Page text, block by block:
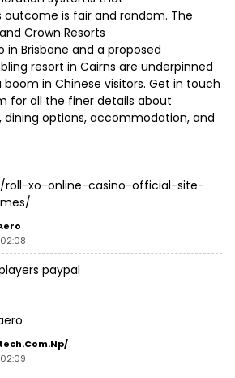
outcome is fair and random. The
Crown Resorts
in Brisbane and a proposed
resort in Cairns are underpinned
in Chinese visitors. Get in touch
for all the finer details about
options, accommodation, and
roll-xo-online-casino-official-site-
paypal